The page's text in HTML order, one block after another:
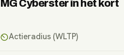
MG Cybersterin het kort
Actieradius (WLTP)